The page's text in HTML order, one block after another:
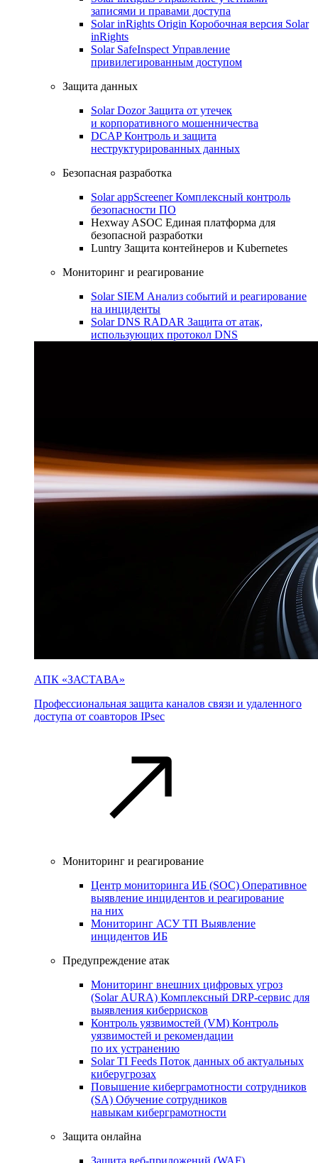
записями и правами доступа
Solar inRights Origin Коробочная версия Solar
inRights
Solar SafeInspect Управление
привилегированным доступом
Защита данных
Solar DozorЗащита от утечек
и корпоративного мошенничества
DCAPКонтроль и защита
неструктурированных данных
Безопасная разработка
Solar appScreenerКомплексный контроль
безопасности ПО
Hexway ASOC Единая платформа для
безопасной разработки
Luntry Защита контейнеров и Kubernetes
Мониторинг и реагирование
Solar SIEM Анализ событий и реагирование
на инциденты
Solar DNS RADAR Защита от атак,
использующих протокол DNS
АПК «ЗАСТАВА»
Профессиональная защита каналов связи и удаленного
доступа от соавторов IPsec
Мониторинг и реагирование
Центр мониторинга ИБ (SOC) Оперативное
выявление инцидентов и реагирование
на них
Мониторинг АСУ ТП Выявление
инцидентов ИБ
Предупреждение атак
Мониторинг внешних цифровых угроз
(Solar AURA) Комплексный DRP-сервис для
выявления киберрисков
Контроль уязвимостей (VM) Контроль
уязвимостей и рекомендации
по их устранению
Solar TI Feeds Поток данных об актуальных
киберугрозах
Повышение киберграмотности сотрудников
(SA) Обучение сотрудников
навыкам киберграмотности
Защита онлайна
Защита веб-приложений (WAF)